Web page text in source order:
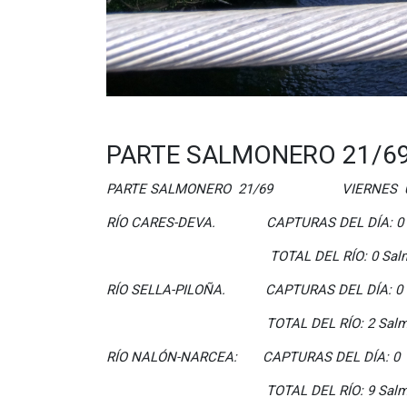
PARTE SALMONERO 21/
PARTE SALMONERO 21/69 VIERNES
RÍO CARES-DEVA. CAPTURAS DEL DÍA: 0
TOTAL DEL RÍO: 0
RÍO SELLA-PILOÑA. CAPTURAS DEL DÍA: 0
TOTAL DEL RÍO: 2
RÍO NALÓN-NARCEA: CAPTURAS DEL DÍA: 0
TOTAL DEL RÍO: 9